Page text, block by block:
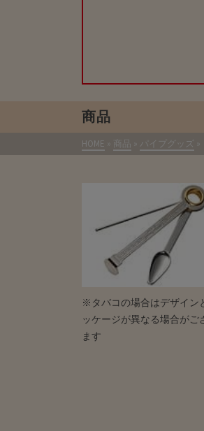
商品
HOME » 商品 » パイプグッズ »
※タバコの場合はデザイン
ッケージが異なる場合がご
ます